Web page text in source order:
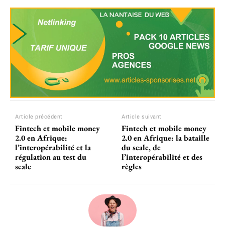
Article précédent
Fintech et mobile money
2.0 en Afrique:
l’interopérabilité et la
régulation au test du
scale
Article suivant
Fintech et mobile money
2.0 en Afrique: la bataille
du scale, de
l’interopérabilité et des
règles